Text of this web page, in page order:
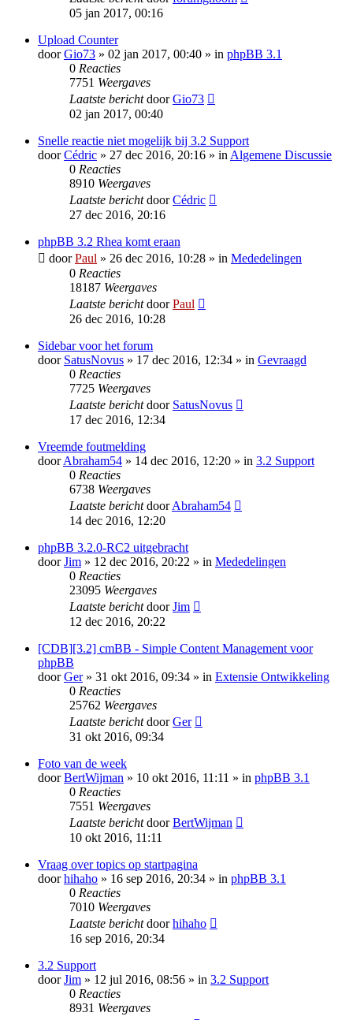
05 jan 2017, 00:16
Upload Counter
doorGio73 » 02 jan 2017, 00:40 » in phpBB 3.1
0 Reacties
7751 Weergaves
Laatste berichtdoorGio73
02 jan 2017, 00:40
Snelle reactie niet mogelijk bij 3.2 Support
doorCédric » 27 dec 2016, 20:16 » inAlgemene Discussie
0 Reacties
8910 Weergaves
Laatste berichtdoorCédric
27 dec 2016, 20:16
phpBB 3.2 Rhea komt eraan
doorPaul » 26 dec 2016, 10:28 » in Mededelingen
0 Reacties
18187 Weergaves
Laatste berichtdoorPaul
26 dec 2016, 10:28
Sidebar voor het forum
door SatusNovus » 17 dec 2016, 12:34 » in Gevraagd
0 Reacties
7725 Weergaves
Laatste berichtdoor SatusNovus
17 dec 2016, 12:34
Vreemde foutmelding
doorAbraham54 » 14 dec 2016, 12:20 » in 3.2 Support
0 Reacties
6738 Weergaves
Laatste berichtdoorAbraham54
14 dec 2016, 12:20
phpBB 3.2.0-RC2 uitgebracht
doorJim » 12 dec 2016, 20:22 » in Mededelingen
0 Reacties
23095 Weergaves
Laatste berichtdoorJim
12 dec 2016, 20:22
[CDB][3.2] cmBB - Simple Content Management voor
phpBB
doorGer» 31 okt 2016, 09:34 » in Extensie Ontwikkeling
0 Reacties
25762 Weergaves
Laatste berichtdoorGer
31 okt 2016, 09:34
Foto van de week
doorBertWijman » 10 okt 2016, 11:11 » in phpBB 3.1
0 Reacties
7551 Weergaves
Laatste berichtdoorBertWijman
10 okt 2016, 11:11
Vraag over topics op startpagina
doorhihaho » 16 sep 2016, 20:34 » in phpBB 3.1
0 Reacties
7010 Weergaves
Laatste berichtdoorhihaho
16 sep 2016, 20:34
3.2 Support
doorJim » 12 jul 2016, 08:56 » in 3.2 Support
0 Reacties
8931 Weergaves